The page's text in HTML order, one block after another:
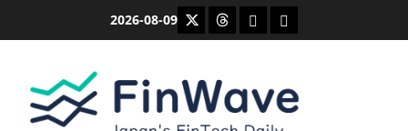
2026-08-09 X ThreadsBlueskyMastodon